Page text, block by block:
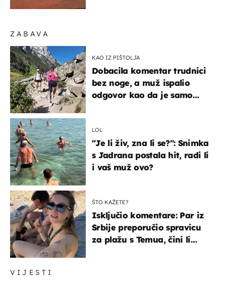
VIJESTI
ZABAVA
KAO IZ PIŠTOLJA
Dobacila komentar trudnici
bez noge, a muž ispalio
odgovor kao da je samo
LOL
"Je li živ, zna li se?": Snimka
s Jadrana postala hit, radi li
i vaš muž ovo?
ŠTO KAŽETE?
Isključio komentare: Par iz
Srbije preporučio spravicu
za plažu s Temua, čini li